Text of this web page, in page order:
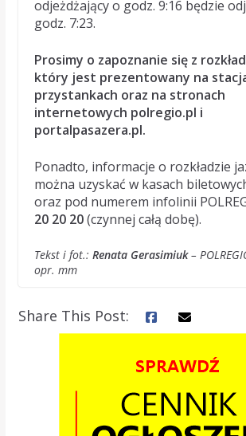
odjeżdżający o godz. 9:16 będzie
godz. 7:23.
Prosimy o zapoznanie się z
który jest prezentowany na
przystankach oraz na stronach
internetowych polregio.pl i
portalpasazera.pl.
Ponadto, informacje o rozkładzie
można uzyskać w kasach
oraz pod numerem infolinii
20 20 20(czynnej całą dobę).
Tekst i fot.: Renata Gerasimiuk–
opr. mm
Share This Post: